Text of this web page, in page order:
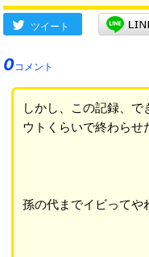
ツイート
0コメント
しかし、この記録、
ウトくらいで終わらせ
孫の代までイビってや